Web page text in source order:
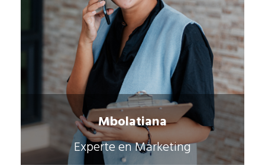
Mbolatiana
Experte en Marketing